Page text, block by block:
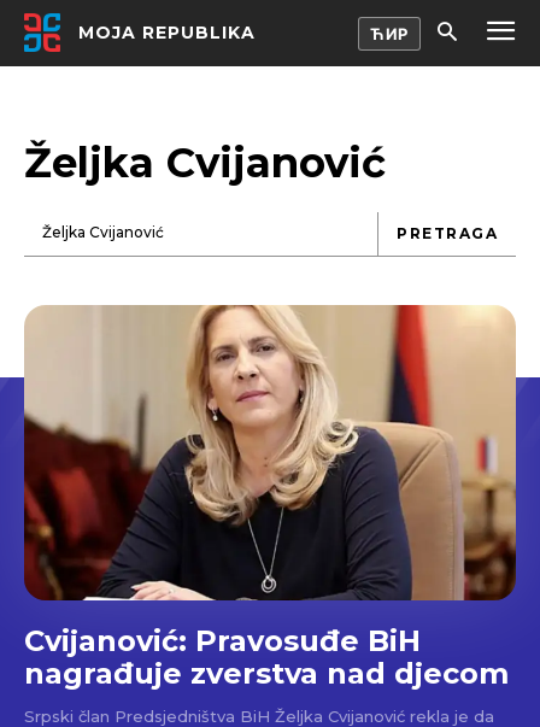
MOJA REPUBLIKA
Željka Cvijanović
PRETRAGA
Cvijanović: Pravosuđe BiH
nagrađuje zverstva nad djecom
Srpski član Predsjedništva BiH Željka Cvijanović rekla je da